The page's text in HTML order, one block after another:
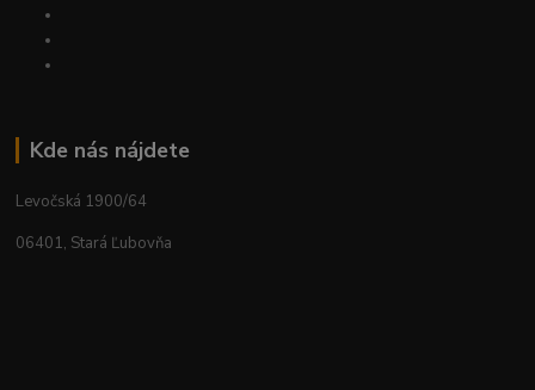
Kde nás nájdete
Levočská 1900/64
06401, Stará Ľubovňa